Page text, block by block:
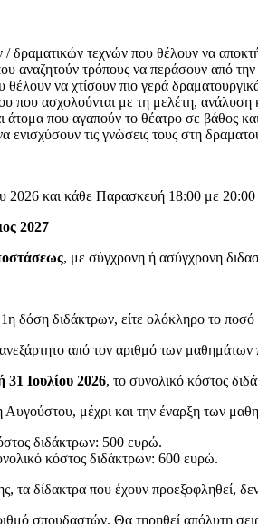
δραματικών τεχνών που θέλουν να
αναζητούν τρόπους να περάσουν από
να χτίσουν πιο γερά
που ασχολούνται με τη μελέτη, ανάλυση
άτομα που αγαπούν το θέατρο σε βάθος
τις γνώσεις τους στη
2026 και κάθε Παρασκευή 18:00 με 20:00
2027
, με σύγχρονη ή ασύγχρονη
δόση διδάκτρων, είτε ολόκληρο το
από τον αριθμό των
Ιουλίου 2026, το συνολικό κόστος
μέχρι και την έναρξη των
διδάκτρων: 500 ευρώ.
κόστος διδάκτρων: 600 ευρώ.
τα δίδακτρα που έχουν προεξοφληθεί,
σπουδαστών. Θα τηρηθεί απόλυτη